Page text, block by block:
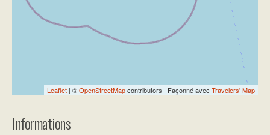
Leaflet | ©OpenStreetMapcontributors | Façonné avec Travelers' Map
Informations